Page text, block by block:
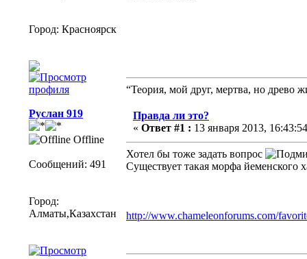
Город: Красноярск
“Теория, мой друг, мертва, но древо
Руслан 919
Offline
Сообщений: 491
Город:
Алматы,Казахстан
Правда ли это?
« Ответ #1 : 13 января 2013,
Хотел бы тоже задать вопрос
Существует такая морфа йеменского
http://www.chameleonforums.com/